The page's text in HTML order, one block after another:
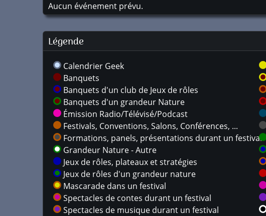
Aucun événement prévu.
Légende
Calendrier Geek
Banquets
Banquets d'un club de Jeux de rôles
Banquets d'un grandeur Nature
Émission Radio/Télévisé/Podcast
Festivals, Conventions, Salons, Conférences, ...
Formations, panels, présentations durant un festival
Grandeur Nature - Autre
Jeux de rôles, plateaux et stratégies
Jeux de rôles d'un grandeur nature
Mascarade dans un festival
Spectacles de contes durant un festival
Spectacles de musique durant un festival